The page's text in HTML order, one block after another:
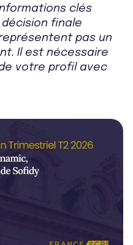
clés
finale
pas un
Il est nécessaire
votre profil avec